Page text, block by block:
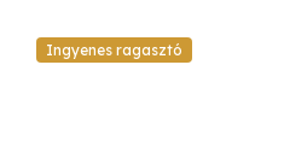
Ingyenes ragasztó